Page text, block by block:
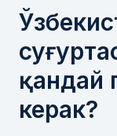
қандай
керак?